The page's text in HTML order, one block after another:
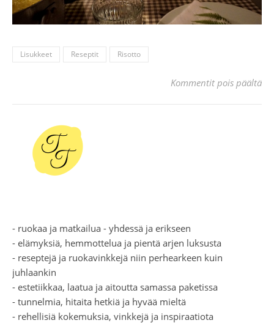
Lisukkeet Reseptit Risotto
Kommentit pois päältä
- ruokaa ja matkailua - yhdessä ja erikseen
- elämyksiä, hemmottelua ja pientä arjen luksusta
- reseptejä ja ruokavinkkejä niin perhearkeen kuin
juhlaankin
- estetiikkaa, laatua ja aitoutta samassa paketissa
- tunnelmia, hitaita hetkiä ja hyvää mieltä
- rehellisiä kokemuksia, vinkkejä ja inspiraatiota